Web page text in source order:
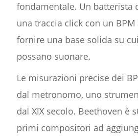
fondamentale. Un batterista
una traccia click con un
fornire una base solida su
possano suonare.
Le misurazioni precise dei
dal metronomo, uno
dal XIX secolo. Beethoven è
primi compositori ad